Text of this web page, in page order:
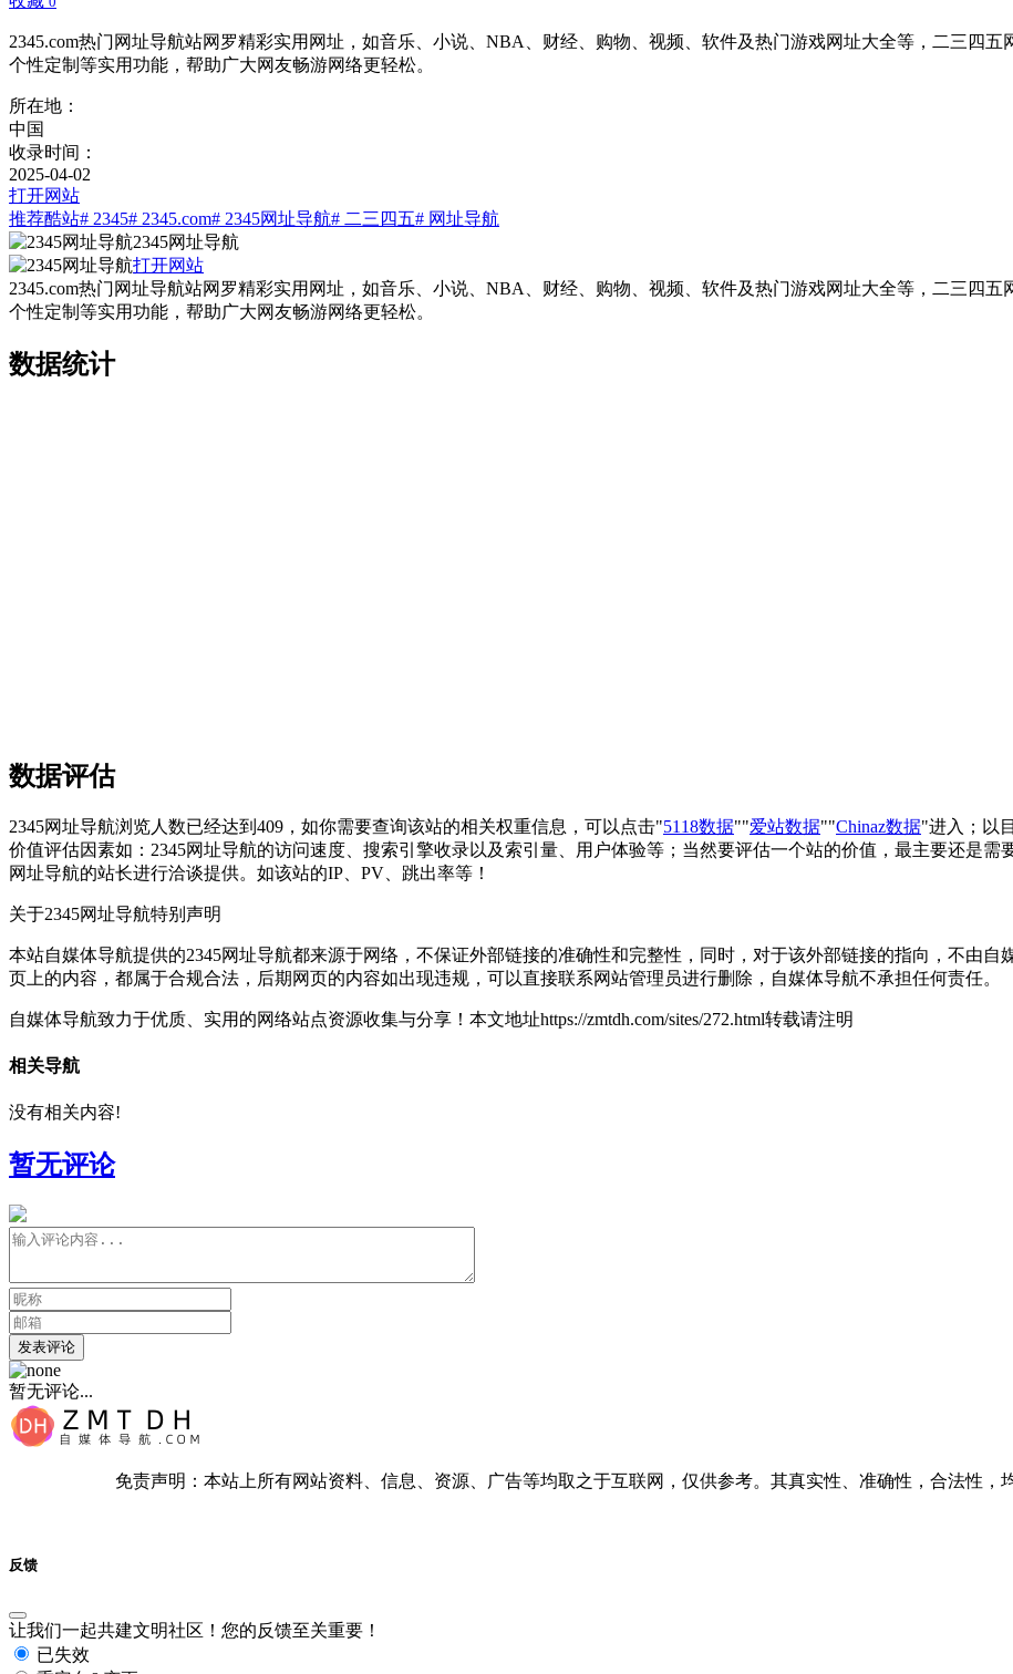
2345.com热门网址导航站网罗精彩实用网址，如音乐、小说、NBA、财经、购物、视频、软件及热门游戏网址大全等，二三四五
个性定制等实用功能，帮助广大网友畅游网络更轻松。
所在地：
中国
收录时间：
2025-04-02
打开网站
推荐酷站# 2345# 2345.com# 2345网址导航# 二三四五# 网址导航
2345网址导航
打开网站
2345.com热门网址导航站网罗精彩实用网址，如音乐、小说、NBA、财经、购物、视频、软件及热门游戏网址大全等，二三四五
个性定制等实用功能，帮助广大网友畅游网络更轻松。
数据统计
数据评估
2345网址导航浏览人数已经达到409，如你需要查询该站的相关权重信息，可以点击"5118数据""爱站数据""Chinaz数据"进入；以
价值评估因素如：2345网址导航的访问速度、搜索引擎收录以及索引量、用户体验等；当然要评估一个站的价值，最主要还是
网址导航的站长进行洽谈提供。如该站的IP、PV、跳出率等！
关于2345网址导航特别声明
本站自媒体导航提供的2345网址导航都来源于网络，不保证外部链接的准确性和完整性，同时，对于该外部链接的指向，不由自
页上的内容，都属于合规合法，后期网页的内容如出现违规，可以直接联系网站管理员进行删除，自媒体导航不承担任何责任。
自媒体导航致力于优质、实用的网络站点资源收集与分享！ 本文地址https://zmtdh.com/sites/272.html转载请注明
相关导航
没有相关内容!
暂无评论
发表评论
暂无评论...
免责声明：本站上所有网站资料、信息、资源、广告等均取之于互联网，仅供参考。其真实性、准确性，合法性，
反馈
让我们一起共建文明社区！您的反馈至关重要！
已失效